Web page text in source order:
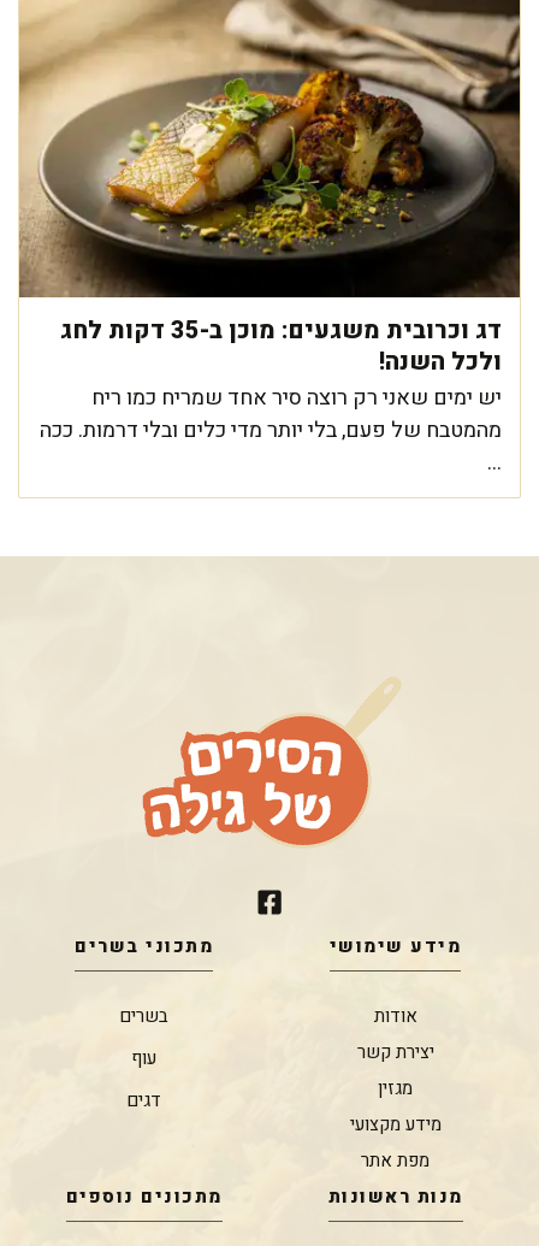
דג וכרובית משגעים: מוכן ב-35 דקות לחג
ולכל השנה!
יש ימים שאני רק רוצה סיר אחד שמריח כמו ריח
מהמטבח של פעם, בלי יותר מדי כלים ובלי דרמות. ככה
...
מידע שימושי
אודות
יצירת קשר
מגזין
מידע מקצועי
מפת אתר
מתכוני בשרים
בשרים
עוף
דגים
מנות ראשונות מתכונים נוספים